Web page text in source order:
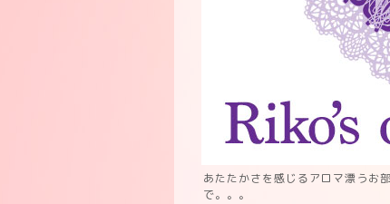
あたたかさを感じるアロマ漂うお
で。。。